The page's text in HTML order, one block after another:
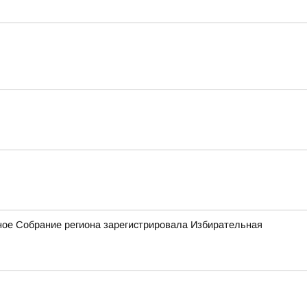
Собрание региона зарегистрировала Избирательная